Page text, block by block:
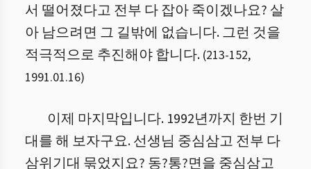
서 떨어졌다고 전부 다 잡아 죽이겠나요? 살
아 남으려면 그 길밖에 없습니다. 그런 것을
적극적으로 추진해야 합니다. (213-152,
1991.01.16)
이제 마지막입니다. 1992년까지 한번 기
대를 해 보자구요. 선생님 중심삼고 전부 다
삼위기대 묶었지요? 동?통?면을 중심삼고